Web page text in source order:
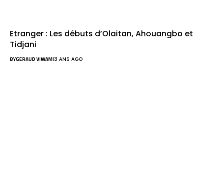
Etranger : Les débuts d’Olaitan, Ahouangbo et
Tidjani
BYGERAUD VIWAMI3 ANS AGO